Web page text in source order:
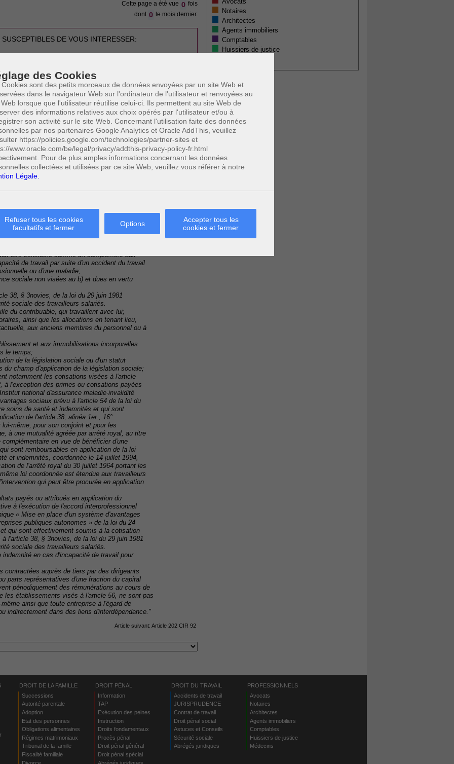
des Cookies
Cookies sont des petits morceaux de données envoyées par un site Web et
dans le navigateur Web sur l'ordinateur de l'utilisateur et renvoyées au
lorsque que l'utilisateur réutilise celui-ci. Ils permettent au site Web de
des informations relatives aux choix opérés par l'utilisateur et/ou à
son activité sur le site Web. Concernant l'utilisation faite des données
par nos partenaires Google Analytics et Oracle AddThis, veuillez
https://policies.google.com/technologies/partner-sites et
www.oracle.com/be/legal/privacy/addthis-privacy-policy-fr.html
Pour de plus amples informations concernant les données
collectées et utilisées par ce site Web, veuillez vous référer à notre
Légale.
Refuser tous les cookies
facultatifs et fermer
Options
Accepter tous les
cookies et fermer
Cette page a été vue 0 fois
dont 0 le mois dernier.
DE VOUS INTERESSER:
à 66bis, constituent notamment des frais
précompte immobilier, y compris les
ou parties de biens immobiliers affectés à
résultant de leur entretien, chauffage,
et engagés dans l'exploitation, ainsi que
à cette exploitation;
et les frais connexes suivants:
en exécution:
et le décès prématuré en vue de la
de vie ou en cas de décès;
complémentaire de retraite et/ou de
d'un capital en cas de vie ou en cas de décès;- d'un engagement
du 28 avril 2003 relative
de celles-ci et de certains avantages
être considéré comme un complément aux
de travail par suite d'un accident du travail
ou d'une maladie;
sociale non visées au b) et dues en vertu
38, § 3novies, de la loi du 29 juin 1981
sociale des travailleurs salariés.
du contribuable, qui travaillent avec lui;
ainsi que les allocations en tenant lieu,
aux anciens membres du personnel ou à
et aux immobilisations incorporelles
le temps;
de la législation sociale ou d'un statut
champ d'application de la législation sociale;
notamment les cotisations visées à l'article
à l'exception des primes ou cotisations payées
national d'assurance maladie-invalidité
sociaux prévu à l'article 54 de la loi du
soins de santé et indemnités et qui sont
de l'article 38, alinéa 1er , 16°.
même, pour son conjoint et pour les
à une mutualité agréée par arrêté royal, au titre
en vue de bénéficier d'une
sont remboursables en application de la loi
et indemnités, coordonnée le 14 juillet 1994,
de l'arrêté royal du 30 juillet 1964 portant les
loi coordonnée est étendue aux travailleurs
qui peut être procurée en application
payés ou attribués en application du
à l'exécution de l'accord interprofessionnel
« Mise en place d'un système d'avantages
publiques autonomes » de la loi du 24
qui sont effectivement soumis à la cotisation
l'article 38, § 3novies, de la loi du 29 juin 1981
sociale des travailleurs salariés.
en cas d'incapacité de travail pour
contractées auprès de tiers par des dirigeants
parts représentatives d'une fraction du capital
périodiquement des rémunérations au cours de
les établissements visés à l'article 56, ne sont pas
ainsi que toute entreprise à l'égard de
indirectement dans des liens d'interdépendance."
Article suivant: Article 202 CIR 92
Notaires
Architectes
Agents immobiliers
Comptables
Huissiers de justice
DROIT DE LA FAMILLE
Successions
Autorité parentale
Adoption
Etat des personnes
Obligations alimentaires
Régimes matrimoniaux
Tribunal de la famille
Fiscalité familiale
Divorce
DROIT PÉNAL
Information
TAP
Exécution des peines
Instruction
Droits fondamentaux
Procès pénal
Droit pénal général
Droit pénal spécial
Abrégés juridiques
DROIT DU TRAVAIL
Accidents de travail
JURISPRUDENCE
Contrat de travail
Droit pénal social
Astuces et Conseils
Sécurité sociale
Abrégés juridiques
PROFESSIONNELS
Avocats
Notaires
Architectes
Agents immobiliers
Comptables
Huissiers de justice
Médecins